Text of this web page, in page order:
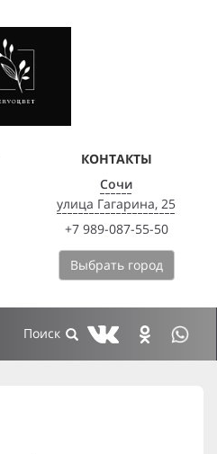
КОНТАКТЫ
Сочи
улица Гагарина, 25
+7 989-087-55-50
Выбрать город